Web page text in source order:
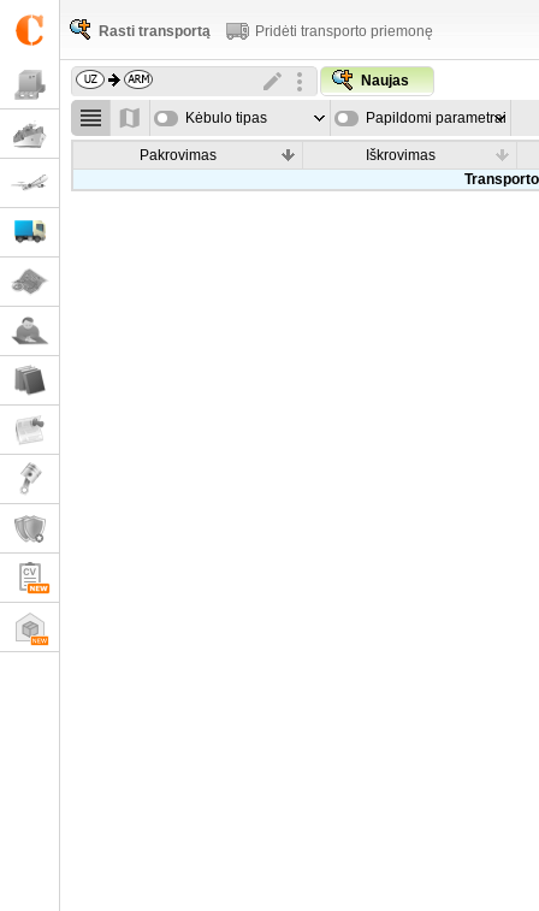
Rasti transportą Pridėti transporto priemonę
Naujas
Kėbulo tipas Papildomi parametrai
Pakrovimas
Iškrovimas